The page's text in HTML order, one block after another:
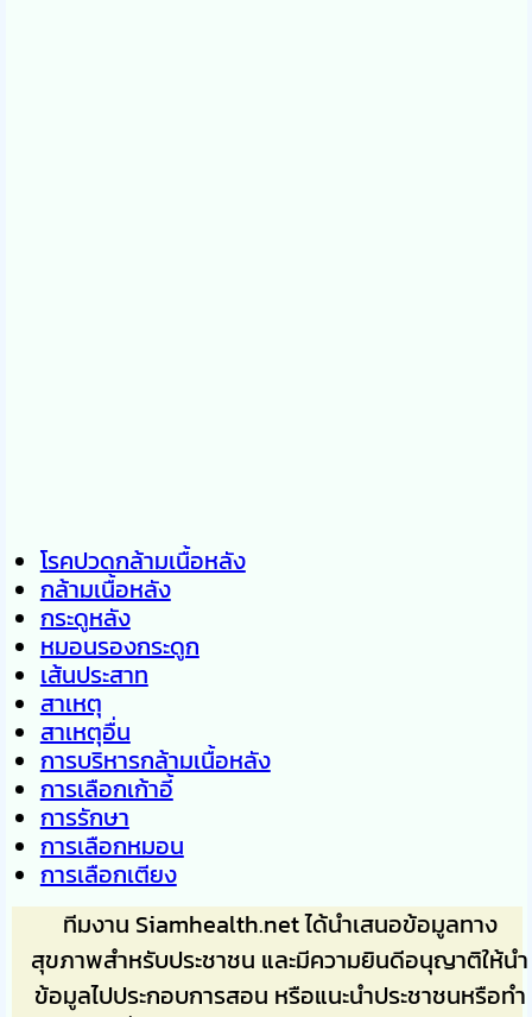
โรคปวดกล้ามเนื้อหลัง
กล้ามเนื้อหลัง
กระดูหลัง
หมอนรองกระดูก
เส้นประสาท
สาเหตุ
สาเหตุอื่น
การบริหารกล้ามเนื้อหลัง
การเลือกเก้าอี้
การรักษา
การเลือกหมอน
การเลือกเตียง
ทีมงาน Siamhealth.net ได้นำเสนอข้อมูลทาง
สุขภาพสำหรับประชาชน และมีความยินดีอนุญาติให้นำ
ข้อมูลไปประกอบการสอน หรือแนะนำประชาชนหรือทำ